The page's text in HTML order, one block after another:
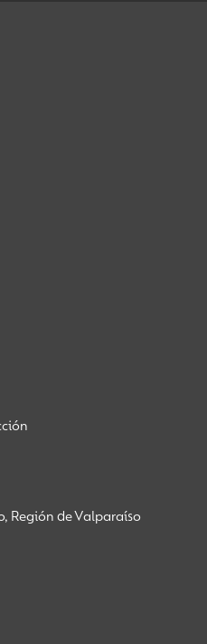
Región de Valparaíso